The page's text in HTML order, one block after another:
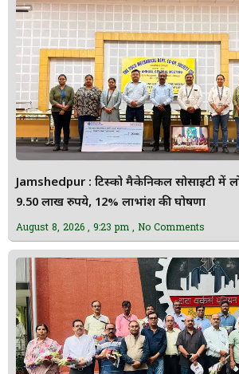
Jamshedpur : टिस्को मैकेनिकल सोसाइटी में
9.50 लाख रुपये, 12% लाभांश की घोषणा
August 8, 2026 9:23 pm No Comments